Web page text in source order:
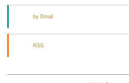
by Email
RSS